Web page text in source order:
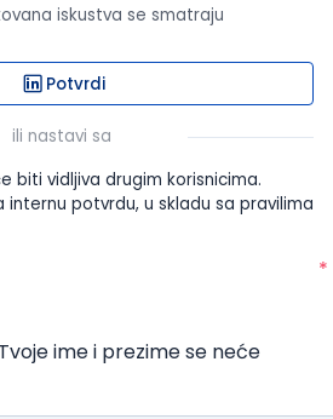
iskustva se smatraju
Potvrdi
ili nastavi sa
biti vidljiva drugim korisnicima.
internu potvrdu, u skladu sa pravilima
*
ime i prezime se neće